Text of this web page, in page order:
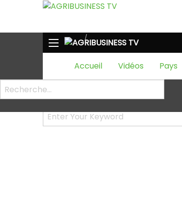
Accueil Vidéos Pays
HOME
Étiquette :onion
Oops, Post Not Found!
Uh Oh. Something is missing. Try